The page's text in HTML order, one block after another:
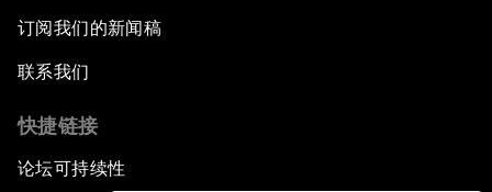
订阅我们的新闻稿
联系我们
快捷链接
论坛可持续性